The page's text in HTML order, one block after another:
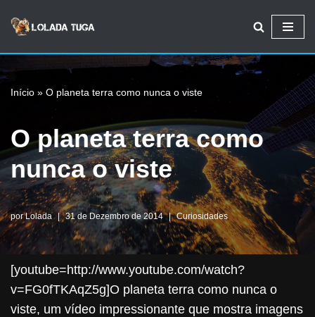
Avançar
conteúdo
Início » O planeta terra como nunca o viste
O planeta terra como
nunca o viste
porLolada 31 de Dezembro de 2014 Curiosidades
[youtube=http://www.youtube.com/watch?
v=FG0fTKAqZ5g]O planeta terra como nunca o
viste, um vídeo impressionante que mostra imagens